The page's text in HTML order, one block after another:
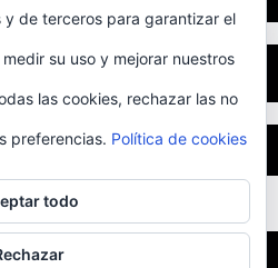
y de terceros para garantizar el
su uso y mejorar nuestros
las cookies, rechazar las no
preferencias. Política de cookies
todo